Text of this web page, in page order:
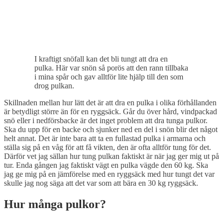
I kraftigt snöfall kan det bli tungt att dra en
pulka. Här var snön så porös att den rann tillbaka
i mina spår och gav alltför lite hjälp till den som
drog pulkan.
Skillnaden mellan hur lätt det är att dra en pulka i olika förhållanden
är betydligt större än för en ryggsäck. Går du över hård, vindpackad
snö eller i nedförsbacke är det inget problem att dra tunga pulkor.
Ska du upp för en backe och sjunker ned en del i snön blir det något
helt annat. Det är inte bara att ta en fullastad pulka i armarna och
ställa sig på en våg för att få vikten, den är ofta alltför tung för det.
Därför vet jag sällan hur tung pulkan faktiskt är när jag ger mig ut på
tur. Enda gången jag faktiskt vägt en pulka vägde den 60 kg. Ska
jag ge mig på en jämförelse med en ryggsäck med hur tungt det var
skulle jag nog säga att det var som att bära en 30 kg ryggsäck.
Hur många pulkor?